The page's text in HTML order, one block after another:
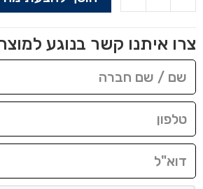
צרו איתנו קשר בנוגע